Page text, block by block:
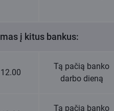
į kitus bankus:
Tą pačią banko
darbo dieną
Tą pačią banko